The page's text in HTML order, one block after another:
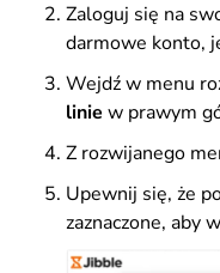
Zaloguj się na
darmowe konto,
Wejdź w menu
linie w prawym
Z rozwijanego
Upewnij się, że
zaznaczone, aby